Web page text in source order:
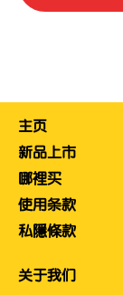
主页
新品上市
哪裡买
使用条款
私隱條款
关于我们